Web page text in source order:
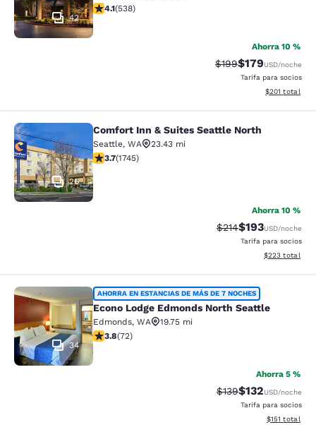
42
calificación de 4.09 estrellas. Muy bueno. 538 reseñas
4.1(538)
Ahorra 10 %
Precio tachado:
$199Precio con
$179USD/noche
Tarifa para socios
Ver detalles
$201 total
Comfort Inn & Suites Seattle North
26
Comfort Inn & Suites Seattle North
Seattle, WA
23.43 mi
calificación de 3.74 estrellas. Bueno. 1745 reseñas
3.7(1745)
Ahorra 10 %
Precio tachado:
$214Precio con
$193USD/noche
Tarifa para socios
Ver detalles
$223 total
Econo Lodge Edmonds North
34
AHORRA EN ESTANCIAS DE MÁS DE 7 NOCHES
Econo Lodge Edmonds North Seattle
Edmonds, WA
19.75 mi
calificación de 3.82 estrellas. Bueno. 72 reseñas
3.8(72)
Ahorra 5 %
Precio tachado:
$139Precio con
$132USD/noche
Tarifa para socios
Ver detalles
$151 total